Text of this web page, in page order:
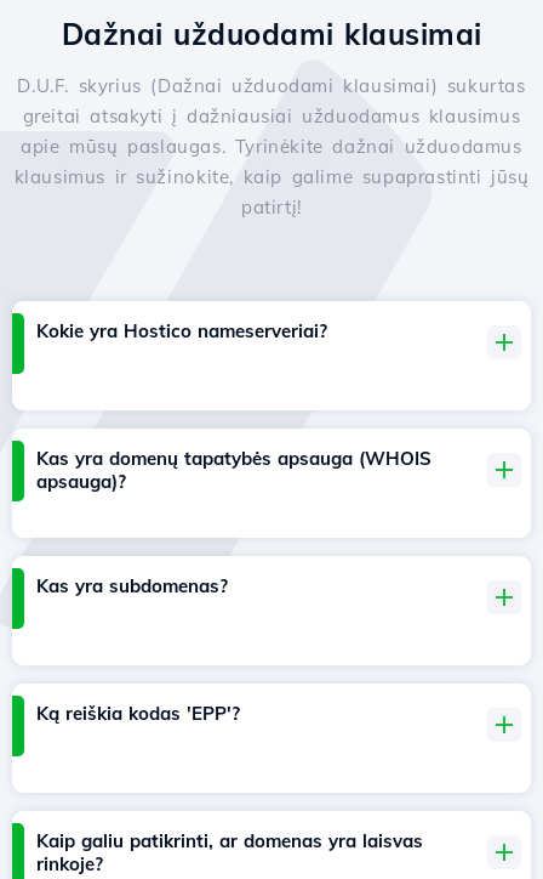
Dažnai užduodami klausimai
D.U.F. skyrius (Dažnai užduodami klausimai) sukurtas
greitai atsakyti į dažniausiai užduodamus klausimus
apie mūsų paslaugas. Tyrinėkite dažnai užduodamus
klausimus ir sužinokite, kaip galime supaprastinti jūsų
patirtį!
Kokie yra Hostico nameserveriai?
Kas yra domenų tapatybės apsauga (WHOIS
apsauga)?
Kas yra subdomenas?
Ką reiškia kodas 'EPP'?
Kaip galiu patikrinti, ar domenas yra laisvas
rinkoje?